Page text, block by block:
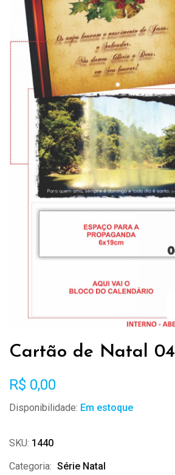
Cartão de Natal 04
R$ 0,00
Disponibilidade: Em estoque
SKU: 1440
Categoria: Série Natal